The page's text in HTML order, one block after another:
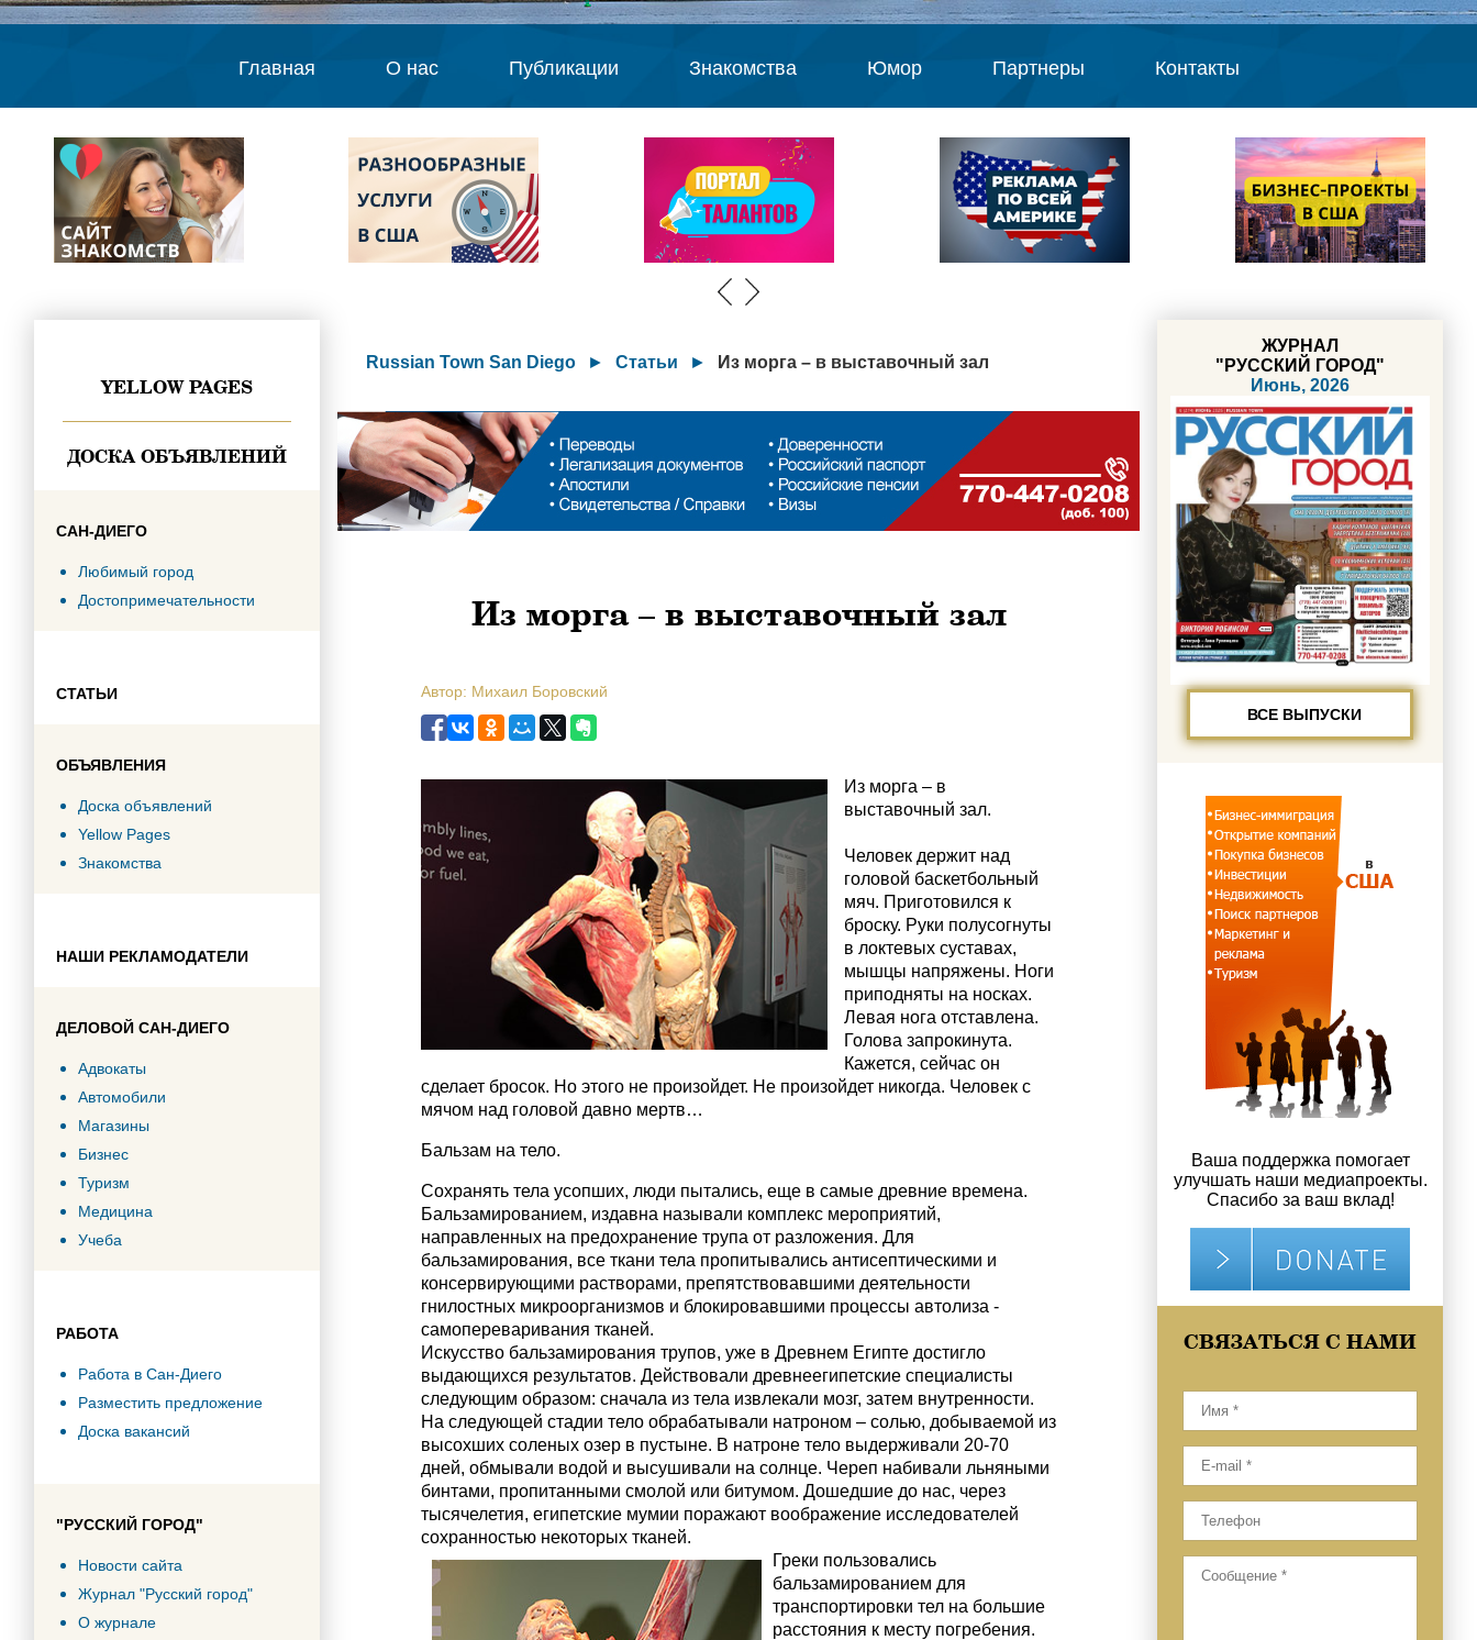
Главная О нас Публикации Знакомства Юмор Партнеры Контакты
YELLOW PAGES
ДОСКА ОБЪЯВЛЕНИЙ
САН-ДИЕГО
Любимый город
Достопримечательности
СТАТЬИ
ОБЪЯВЛЕНИЯ
Доска объявлений
Yellow Pages
Знакомства
НАШИ РЕКЛАМОДАТЕЛИ
ДЕЛОВОЙ САН-ДИЕГО
Адвокаты
Автомобили
Магазины
Бизнес
Туризм
Медицина
Учеба
РАБОТА
Работа в Сан-Диего
Разместить предложение
Доска вакансий
"РУССКИЙ ГОРОД"
Новости сайта
Журнал "Русский город"
О журнале
Russian Town San Diego ► Статьи ► Из морга – в выставочный зал
Из морга – в выставочный зал
Автор: Михаил Боровский
Из морга – в
выставочный зал.
Человек держит над
головой баскетбольный
мяч. Приготовился к
броску. Руки полусогнуты
в локтевых суставах,
мышцы напряжены. Ноги
приподняты на носках.
Левая нога отставлена.
Голова запрокинута.
Кажется, сейчас он
сделает бросок. Но этого не произойдет. Не произойдет никогда. Человек с
мячом над головой давно мертв…
Бальзам на тело.
Сохранять тела усопших, люди пытались, еще в самые древние времена.
Бальзамированием, издавна называли комплекс мероприятий,
направленных на предохранение трупа от разложения. Для
бальзамирования, все ткани тела пропитывались антисептическими и
консервирующими растворами, препятствовавшими деятельности
гнилостных микроорганизмов и блокировавшими процессы автолиза -
самопереваривания тканей.
Искусство бальзамирования трупов, уже в Древнем Египте достигло
выдающихся результатов. Действовали древнеегипетские специалисты
следующим образом: сначала из тела извлекали мозг, затем внутренности.
На следующей стадии тело обрабатывали натроном – солью, добываемой из
высохших соленых озер в пустыне. В натроне тело выдерживали 20-70
дней, обмывали водой и высушивали на солнце. Череп набивали льняными
бинтами, пропитанными смолой или битумом. Дошедшие до нас, через
тысячелетия, египетские мумии поражают воображение исследователей
сохранностью некоторых тканей.
Греки пользовались
бальзамированием для
транспортировки тел на большие
расстояния к месту погребения.
ЖУРНАЛ
"РУССКИЙ ГОРОД"
Июнь, 2026
ВСЕ ВЫПУСКИ
Ваша поддержка помогает
улучшать наши медиапроекты.
Спасибо за ваш вклад!
СВЯЗАТЬСЯ С НАМИ